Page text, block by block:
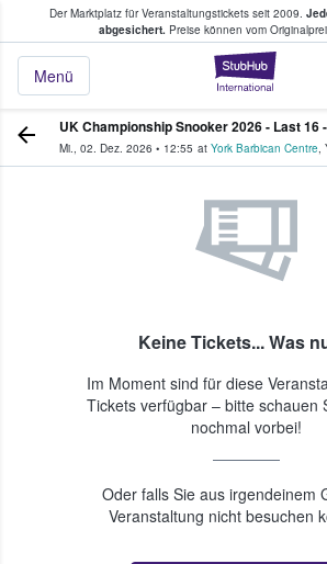
Der Marktplatz für Veranstaltungstickets seit 2009.
abgesichert.Preise können vom
Menü
Tickets kaufen &
UK Championship Snooker 2026 - Last 16
Mi., 02. Dez. 2026 • 12:55 at York Barbican Centre,
Keine Tickets... Was
Im Moment sind für diese
Tickets verfügbar – bitte schauen
nochmal vorbei!
Oder falls Sie aus irgendeinem
Veranstaltung nicht besuchen